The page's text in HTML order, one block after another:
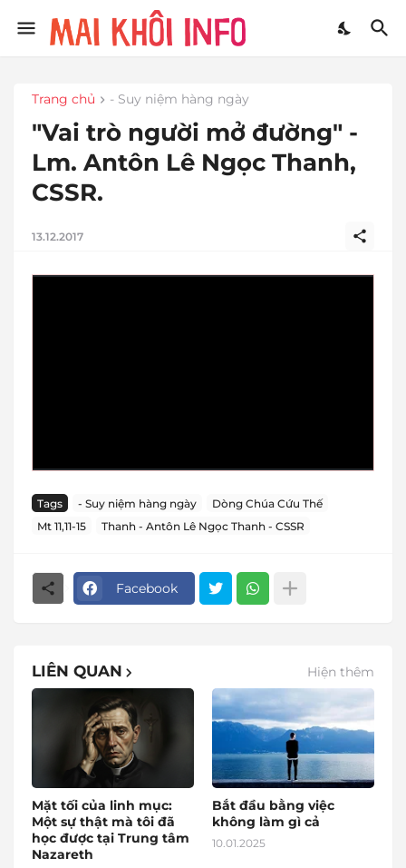
Trang chủ - Suy niệm hàng ngày
"Vai trò người mở đường" -
Lm. Antôn Lê Ngọc Thanh,
CSSR.
13.12.2017
Tags - Suy niệm hàng ngày
Dòng Chúa Cứu Thế
Mt 11,11-15
Thanh - Antôn Lê Ngọc Thanh - CSSR
Facebook
LIÊN QUAN Hiện thêm
Mặt tối của linh mục:
Một sự thật mà tôi đã
học được tại Trung tâm
Nazareth
Bắt đầu bằng việc
không làm gì cả
10.01.2025